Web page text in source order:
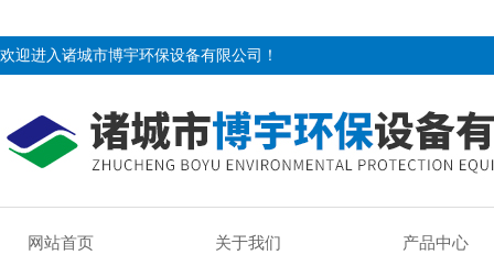
欢迎进入诸城市博宇环保设备有限公司！
网站首页 关于我们 产品中心